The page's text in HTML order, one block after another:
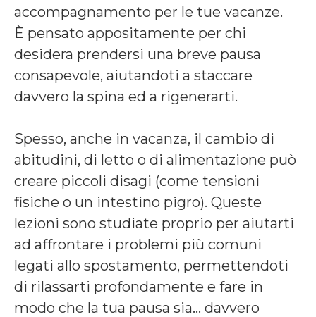
accompagnamento per le tue vacanze.
È pensato appositamente per chi
desidera prendersi una breve pausa
consapevole, aiutandoti a staccare
davvero la spina ed a rigenerarti.
Spesso, anche in vacanza, il cambio di
abitudini, di letto o di alimentazione può
creare piccoli disagi (come tensioni
fisiche o un intestino pigro). Queste
lezioni sono studiate proprio per aiutarti
ad affrontare i problemi più comuni
legati allo spostamento, permettendoti
di rilassarti profondamente e fare in
modo che la tua pausa sia... davvero